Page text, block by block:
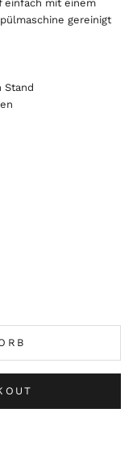
einfach mit einem
gereinigt
Stand